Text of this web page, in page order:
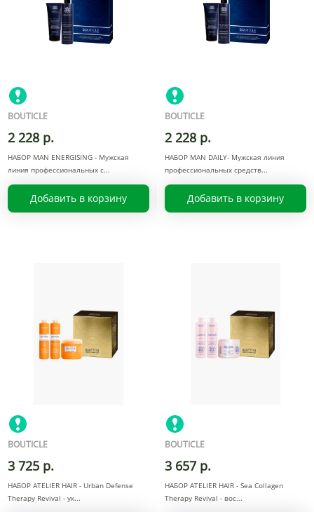
BOUTICLE
2 228 р.
НАБОР MAN ENERGISING - Мужская
линия профессиональных с
Добавить в корзину
BOUTICLE
2 228 р.
НАБОР MAN DAILY- Мужская линия
профессиональных средств
Добавить в корзину
BOUTICLE
3 725 р.
НАБОР ATELIER HAIR - Urban Defense
Therapy Revival - ук
BOUTICLE
3 657 р.
НАБОР ATELIER HAIR - Sea Collagen
Therapy Revival - воc